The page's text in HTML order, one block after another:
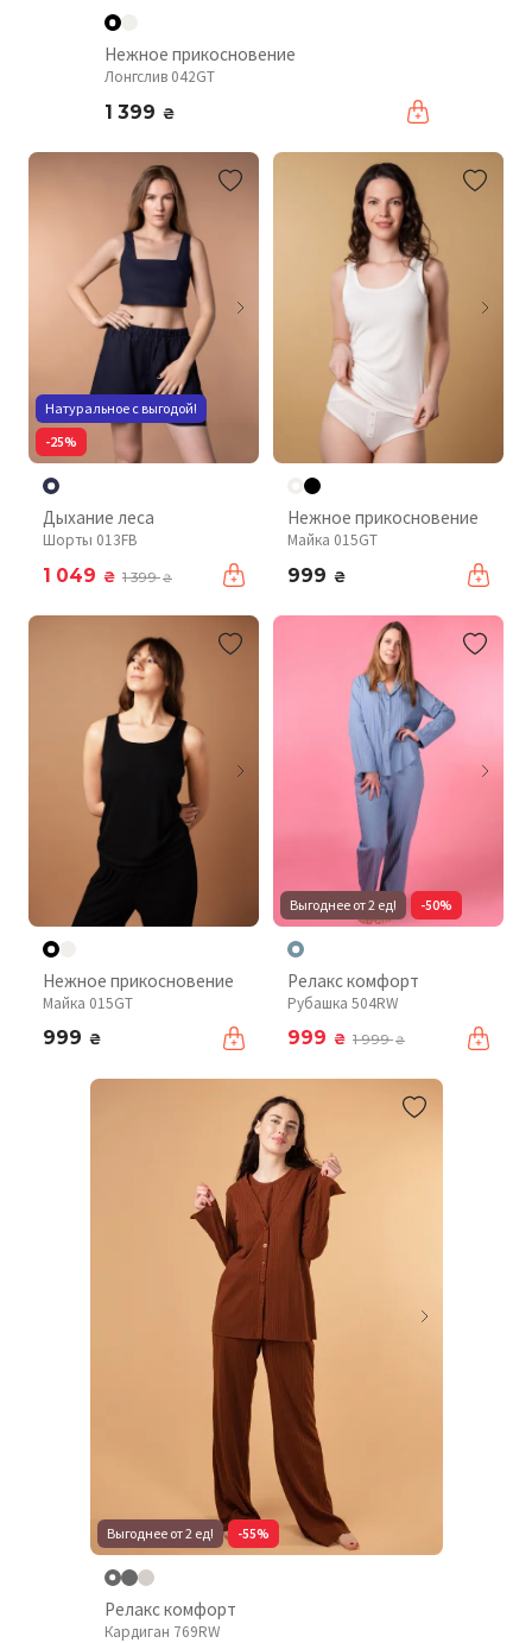
Нежное прикосновение
Лонгслив 042GT
1 399 ₴
Натуральное с выгодой!
-25%
Дыхание леса
Шорты 013FB
1 049 ₴ 1 399₴
Нежное прикосновение
Майка 015GT
999 ₴
Нежное прикосновение
Майка 015GT
999 ₴
Выгоднее от 2 ед! -50%
Релакс комфорт
Рубашка 504RW
999 ₴ 1 999₴
Выгоднее от 2 ед! -55%
Релакс комфорт
Кардиган 769RW